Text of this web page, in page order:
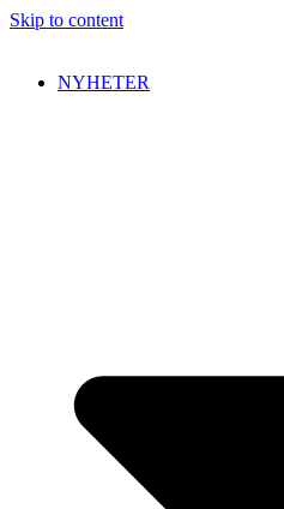
Skip to content
NYHETER